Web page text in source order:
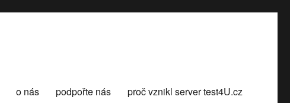
o nás podpořte nás proč vznikl server test4U.cz